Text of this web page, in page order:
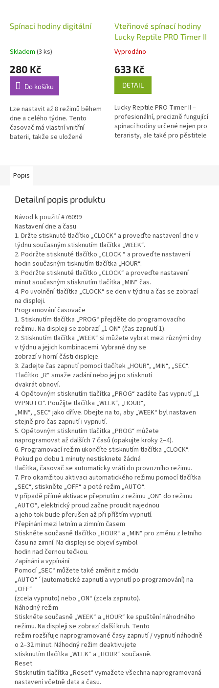
Spínací hodiny digitální
Skladem (3 ks)
280 Kč
Do košíku
Lze nastavit až 8 režimů během
dne a celého týdne. Tento
časovač má vlastní vnitřní
baterii, takže se uložené
Vteřinové spínací hodiny
Lucky Reptile PRO Timer II
Vyprodáno
633 Kč
DETAIL
Lucky Reptile PRO Timer II –
profesionální, precizně fungující
spínací hodiny určené nejen pro
teraristy, ale také pro pěstitele
Popis
Detailní popis produktu
Návod k použití #76099
Nastavení dne a času
1. Držte stisknuté tlačítko „CLOCK“ a proveďte nastavení dne v
týdnu současným stisknutím tlačítka „WEEK“.
2. Podržte stisknuté tlačítko „CLOCK “ a proveďte nastavení
hodin současným tisknutím tlačítka „HOUR“.
3. Podržte stisknuté tlačítko „CLOCK“ a proveďte nastavení
minut současným stisknutím tlačítka „MIN“ čas.
4. Po uvolnění tlačítka „CLOCK“ se den v týdnu a čas se zobrazí
na displeji.
Programování časovače
1. Stisknutím tlačítka „PROG“ přejděte do programovacího
režimu. Na displeji se zobrazí „1 ON“ (čas zapnutí 1).
2. Stisknutím tlačítka „WEEK“ si můžete vybrat mezi různými dny
v týdnu a jejich kombinacemi. Vybrané dny se
zobrazí v horní části displeje.
3. Zadejte čas zapnutí pomocí tlačítek „HOUR“, „MIN“, „SEC“.
Tlačítko „R“ smaže zadání nebo jej po stisknutí
dvakrát obnoví.
4. Opětovným stisknutím tlačítka „PROG“ zadáte čas vypnutí „1
VYPNUTO“. Použijte tlačítka „WEEK“, „HOUR“,
„MIN“, „SEC“ jako dříve. Dbejte na to, aby „WEEK“ byl nastaven
stejně pro čas zapnutí i vypnutí.
5. Opětovným stisknutím tlačítka „PROG“ můžete
naprogramovat až dalších 7 časů (opakujte kroky 2–4).
6. Programovací režim ukončíte stisknutím tlačítka „CLOCK“.
Pokud po dobu 1 minuty nestisknete žádná
tlačítka, časovač se automaticky vrátí do provozního režimu.
7. Pro okamžitou aktivaci automatického režimu pomocí tlačítka
„SEC“, stiskněte „OFF“ a poté režim „AUTO“.
V případě přímé aktivace přepnutím z režimu „ON“ do režimu
„AUTO“, elektrický proud začne proudit najednou
a jeho tok bude přerušen až při příštím vypnutí.
Přepínání mezi letním a zimním časem
Stiskněte současně tlačítko „HOUR“ a „MIN“ pro změnu z letního
času na zimní. Na displeji se objeví symbol
hodin nad černou tečkou.
Zapínání a vypínání
Pomocí „SEC“ můžete také změnit z módu
„AUTO“´(automatické zapnutí a vypnutí po programování) na
„OFF“
(zcela vypnuto) nebo „ON“ (zcela zapnuto).
Náhodný režim
Stiskněte současně „WEEK“ a „HOUR“ ke spuštění náhodného
režimu. Na displeji se zobrazí další kruh. Tento
režim rozšiřuje naprogramované časy zapnutí / vypnutí náhodně
o 2–32 minut. Náhodný režim deaktivujete
stisknutím tlačítka „WEEK“ a „HOUR“ současně.
Reset
Stisknutím tlačítka „Reset“ vymažete všechna naprogramovaná
nastavení včetně data a času.